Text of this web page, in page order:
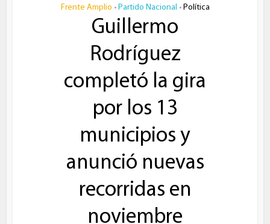
Frente Amplio • Partido Nacional • Política
Guillermo
Rodríguez
completó la gira
por los 13
municipios y
anunció nuevas
recorridas en
noviembre